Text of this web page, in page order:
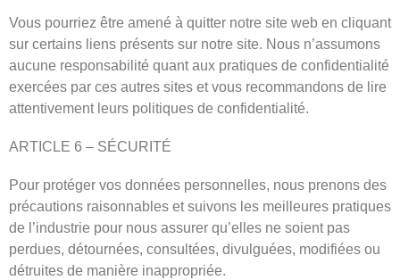
Vous pourriez être amené à quitter notre site web en cliquant
sur certains liens présents sur notre site. Nous n’assumons
aucune responsabilité quant aux pratiques de confidentialité
exercées par ces autres sites et vous recommandons de lire
attentivement leurs politiques de confidentialité.
ARTICLE 6 – SÉCURITÉ
Pour protéger vos données personnelles, nous prenons des
précautions raisonnables et suivons les meilleures pratiques
de l’industrie pour nous assurer qu’elles ne soient pas
perdues, détournées, consultées, divulguées, modifiées ou
détruites de manière inappropriée.